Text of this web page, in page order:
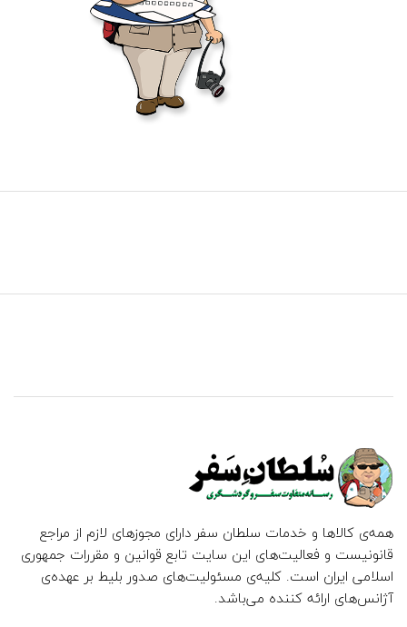
همه‌ی کالاها و خدمات سلطان سفر دارای مجوزهای لازم از مراجع
قانونیست و فعالیت‌های این سایت تابع قوانین و مقررات جمهوری
اسلامی ایران است. کلیه‌ی مسئولیت‌های صدور بلیط بر عهده‌ی
آژانس‌های ارائه کننده می‌باشد.